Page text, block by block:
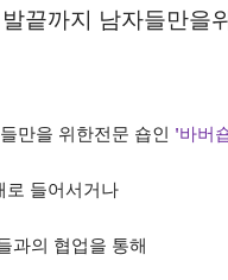
끝까지 남자들만을
만을 위한전문 숍인 '바버
로 들어서거나
과의 협업을 통해